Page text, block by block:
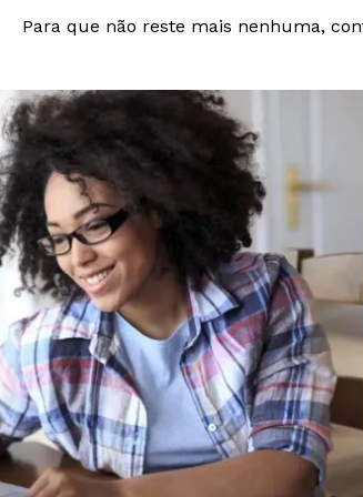
Para que não reste mais nenhuma,